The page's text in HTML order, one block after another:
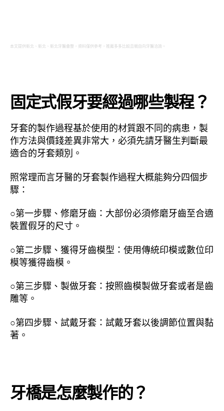
本文提供新北、新北、新北牙醫彙整，資料僅供參考，推薦多多比較且親自向牙醫洽詢。
固定式假牙要經過哪些製程？
牙套的製作過程基於使用的材質跟不同的病患，製
作方法與價錢差異非常大，必須先請牙醫生判斷最
適合的牙套類別。
照常理而言牙醫的牙套製作過程大概能夠分四個步
驟：
○第一步驟、修磨牙齒：大部份必須修磨牙齒至合適
裝置假牙的尺寸。
○第二步驟、獲得牙齒模型：使用傳統印模或數位印
模等獲得齒模。
○第三步驟、製做牙套：按照齒模製做牙套或者是齒
雕等。
○第四步驟、試戴牙套：試戴牙套以後調節位置與黏
著。
牙橋是怎麼製作的？